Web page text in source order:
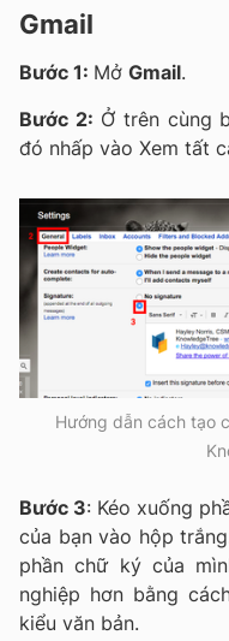
Gmail
Bước 1: Mở Gmail.
Bước 2: Ở trên cùng
đó nhấp vào Xem tất
Hướng dẫn cách tạo
Bước 3: Kéo xuống
của bạn vào hộp
phần chữ ký của
nghiệp hơn bằng
kiểu văn bản.